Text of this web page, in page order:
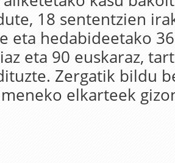
18 sententzien
eta hedabideetako
eta 90 euskaraz,
Zergatik bildu
elkarteek